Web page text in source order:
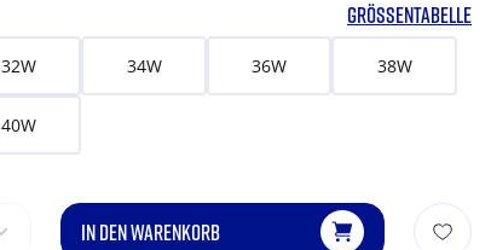
GRÖSSENTABELLE
32W 34W 36W 38W
40W
IN DEN WARENKORB